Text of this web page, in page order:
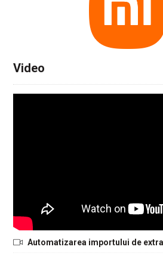
Video
Automatizarea importului de